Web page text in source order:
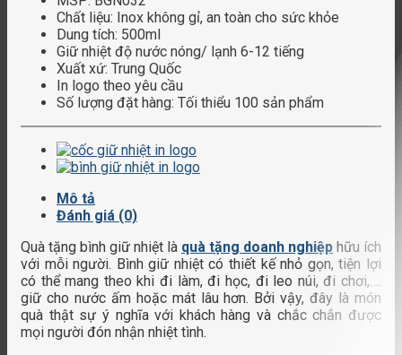
Chất liệu: Inox không gỉ, an toàn cho sức khỏe
Dung tích: 500ml
Giữ nhiệt độ nước nóng/ lạnh 6-12 tiếng
Xuất xứ: Trung Quốc
In logo theo yêu cầu
Số lượng đặt hàng: Tối thiểu 100 sản phẩm
Mô tả
Đánh giá (0)
Quà tặng bình giữ nhiệt là quà tặng doanh nghiệp hữu ích
với mỗi người. Bình giữ nhiệt có thiết kế nhỏ gọn, tiện lợi
có thể mang theo khi đi làm, đi học, đi leo núi, đi chơi,….
giữ cho nước ấm hoặc mát lâu hơn. Bởi vậy, đây là món
quà thật sự ý nghĩa với khách hàng và chắc chắn được
mọi người đón nhận nhiệt tình.